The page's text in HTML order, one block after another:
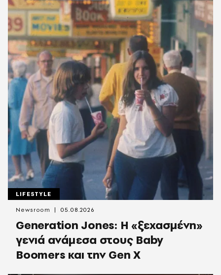
LIFESTYLE
Generation Jones: Η «ξεχασμένη»
γενιά ανάμεσα στους Baby
Boomers και την Gen X
Newsroom 05.08.2026